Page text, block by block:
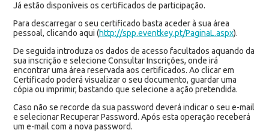
Já estão disponíveis os certificados de participação.
Para descarregar o seu certificado basta aceder à sua área
pessoal, clicando aqui (http://spp.eventkey.pt/PaginaL.aspx).
De seguida introduza os dados de acesso facultados aquando da
sua inscrição e selecione Consultar Inscrições, onde irá
encontrar uma área reservada aos certificados. Ao clicar em
Certificado poderá visualizar o seu documento, guardar uma
cópia ou imprimir, bastando que selecione a ação pretendida.
Caso não se recorde da sua password deverá indicar o seu e-mail
e selecionar Recuperar Password. Após esta operação receberá
um e-mail com a nova password.